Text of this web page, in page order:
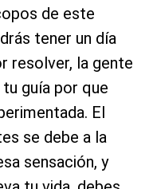
de este
tener un día
resolver, la gente
guía por que
El
se debe a la
sensación, y